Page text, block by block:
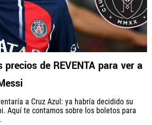
de REVENTA para ver a
a Cruz Azul: ya habría decidido su
Aquí te contamos sobre los boletos para